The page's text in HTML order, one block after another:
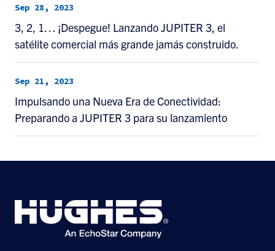
Sep 28, 2023
3, 2, 1… ¡Despegue! Lanzando JUPITER 3, el
satélite comercial más grande jamás construido.
Sep 21, 2023
Impulsando una Nueva Era de Conectividad:
Preparando a JUPITER 3 para su lanzamiento